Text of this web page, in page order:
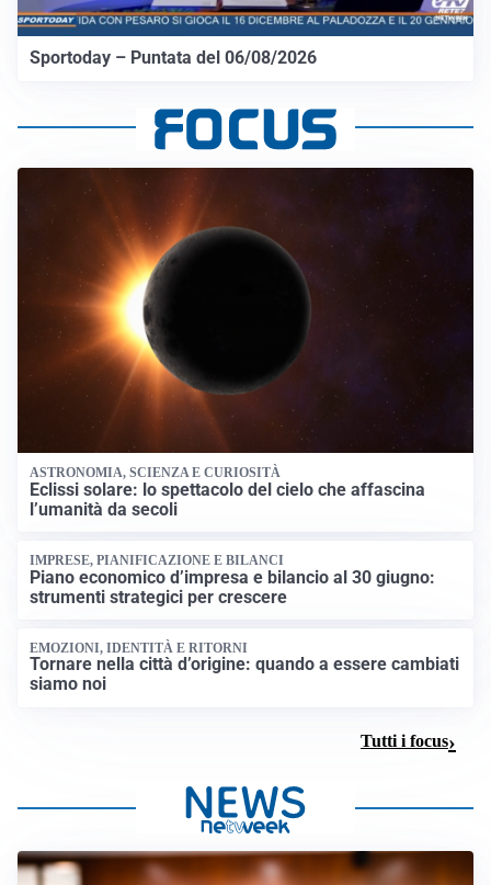
Sportoday – Puntata del 06/08/2026
ASTRONOMIA, SCIENZA E CURIOSITÀ
Eclissi solare: lo spettacolo del cielo che affascina
l’umanità da secoli
IMPRESE, PIANIFICAZIONE E BILANCI
Piano economico d’impresa e bilancio al 30 giugno:
strumenti strategici per crescere
EMOZIONI, IDENTITÀ E RITORNI
Tornare nella città d’origine: quando a essere cambiati
siamo noi
Tutti i focus